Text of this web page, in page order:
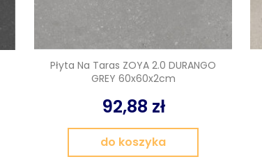
Płyta Na Taras ZOYA 2.0 DURANGO
GREY 60x60x2cm
92,88 zł
do koszyka